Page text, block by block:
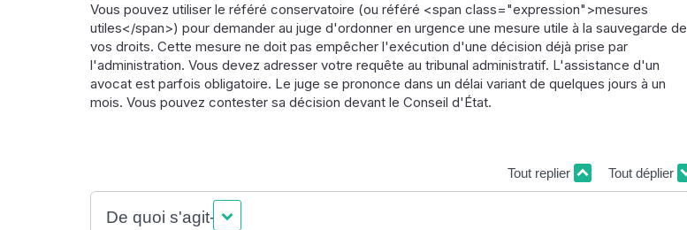
Vous pouvez utiliser le référé conservatoire (ou référé <span class="expression">mesures
utiles</span>) pour demander au juge d'ordonner en urgence une mesure utile à la sauvegarde de
vos droits. Cette mesure ne doit pas empêcher l'exécution d'une décision déjà prise par
l'administration. Vous devez adresser votre requête au tribunal administratif. L'assistance d'un
avocat est parfois obligatoire. Le juge se prononce dans un délai variant de quelques jours à un
mois. Vous pouvez contester sa décision devant le Conseil d'État.
Tout replier Tout déplier
De quoi s'agit-il ?